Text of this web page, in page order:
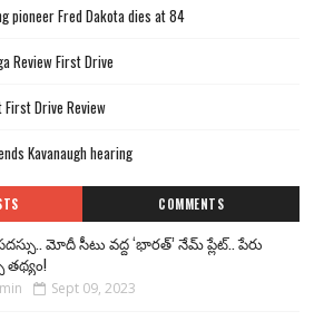
pioneer Fred Dakota dies at 84
Review First Drive
Drive Review
Kavanaugh hearing
COMMENTS
మోదీ సీటు వద్ద ‘భారత్’ నేమ్ ప్లేట్‌.. పేరు
తథ్యం!
Sept 09, 2023